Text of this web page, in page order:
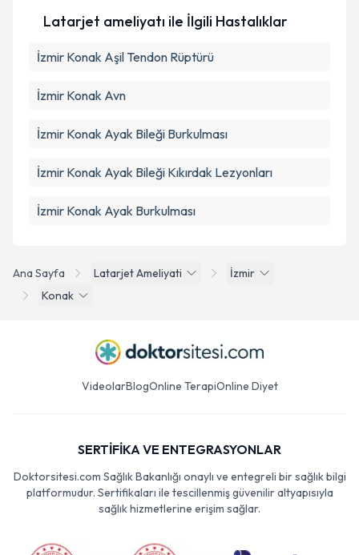
Ana Sayfa Latarjet Ameliyati
İzmir
Konak
Latarjet ameliyatı ile İlgili Hastalıklar
İzmir Konak Aşil Tendon Rüptürü
İzmir Konak Avn
İzmir Konak Ayak Bileği Burkulması
İzmir Konak Ayak Bileği Kıkırdak Lezyonları
İzmir Konak Ayak Burkulması
VideolarBlogOnline TerapiOnline Diyet
SERTİFİKA VE ENTEGRASYONLAR
Doktorsitesi.com Sağlık Bakanlığı onaylı ve entegreli bir sağlık bilgi
platformudur. Sertifikaları ile tescillenmiş güvenilir altyapısıyla
sağlık hizmetlerine erişim sağlar.